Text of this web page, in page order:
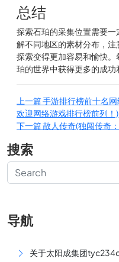
总结
探索石珀的采集位置需要
解不同地区的素材分布，
探索变得更加容易和愉快
珀的世界中获得更多的成功
上一篇手游排行榜前十名
欢迎网络游戏排行榜前列！)
下一篇散人传奇(独闯传奇
搜索
导航
关于太阳成集团